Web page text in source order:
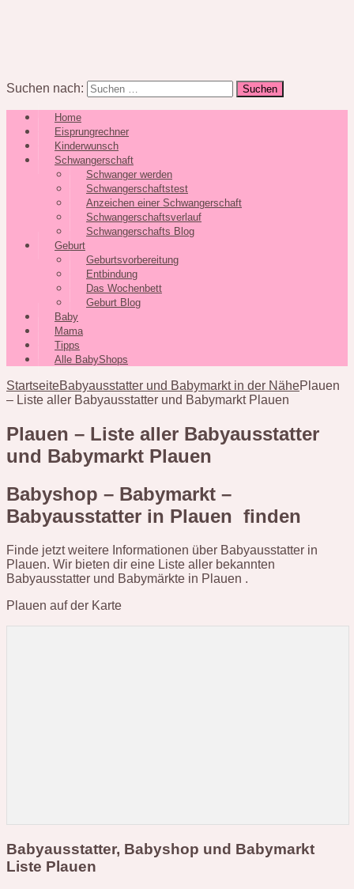
Suchen nach:
Home
Eisprungrechner
Kinderwunsch
Schwangerschaft
Schwanger werden
Schwangerschaftstest
Anzeichen einer Schwangerschaft
Schwangerschaftsverlauf
Schwangerschafts Blog
Geburt
Geburtsvorbereitung
Entbindung
Das Wochenbett
Geburt Blog
Baby
Mama
Tipps
Alle BabyShops
StartseiteBabyausstatter und Babymarkt in der NähePlauen
– Liste aller Babyausstatter und Babymarkt Plauen
Plauen – Liste aller Babyausstatter
und Babymarkt Plauen
Babyshop – Babymarkt –
Babyausstatter in Plauen finden
Finde jetzt weitere Informationen über Babyausstatter in
Plauen. Wir bieten dir eine Liste aller bekannten
Babyausstatter und Babymärkte in Plauen .
Plauen auf der Karte
Babyausstatter, Babyshop und Babymarkt
Liste Plauen